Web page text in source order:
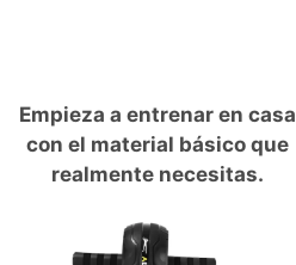
Empieza a entrenar en casa
con el material básico que
realmente necesitas.